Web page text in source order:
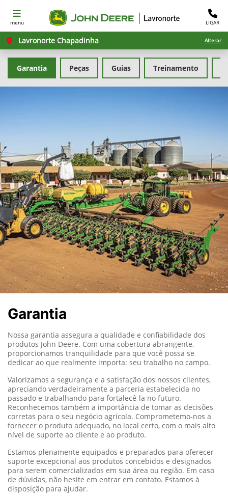
menu LIGAR
Lavronorte Chapadinha Alterar
Peças
Garantia Guias Treinamento
Garantia
Nossa garantia assegura a qualidade e confiabilidade dos
produtos John Deere. Com uma cobertura abrangente,
proporcionamos tranquilidade para que você possa se
dedicar ao que realmente importa: seu trabalho no campo.
Valorizamos a segurança e a satisfação dos nossos clientes,
apreciando verdadeiramente a parceria estabelecida no
passado e trabalhando para fortalecê-la no futuro.
Reconhecemos também a importância de tomar as decisões
corretas para o seu negócio agrícola. Comprometemo-nos a
fornecer o produto adequado, no local certo, com o mais alto
nível de suporte ao cliente e ao produto.
Estamos plenamente equipados e preparados para oferecer
suporte excepcional aos produtos concebidos e designados
para serem comercializados em sua área ou região. Em caso
de dúvidas, não hesite em entrar em contato. Estamos à
disposição para ajudar.